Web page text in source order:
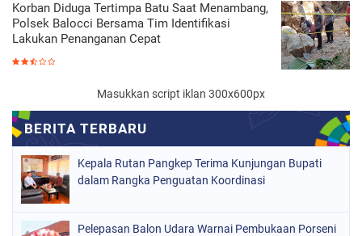
Korban Diduga Tertimpa Batu Saat Menambang,
Polsek Balocci Bersama Tim Identifikasi
Lakukan Penanganan Cepat
Masukkan script iklan 300x600px
Kepala Rutan Pangkep Terima Kunjungan Bupati
dalam Rangka Penguatan Koordinasi
Pelepasan Balon Udara Warnai Pembukaan Porseni